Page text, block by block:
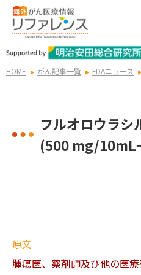
HOME がん記事一覧 FDAニュース
フルオロウラ
(500 mg/10mL
原文
腫瘍医、薬剤師及び他の医